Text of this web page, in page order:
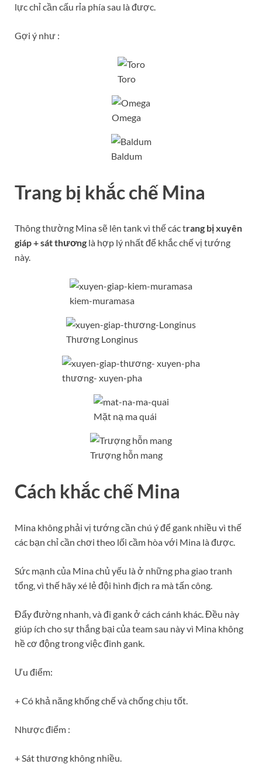
lực chỉ cần cấu rỉa phía sau là được.
Gợi ý như :
Toro
Omega
Baldum
Trang bị khắc chế Mina
Thông thường Mina sẽ lên tank vì thế các trang bị xuyên
giáp + sát thương là hợp lý nhất để khắc chế vị tướng
này.
kiem-muramasa
Thương Longinus
thương- xuyen-pha
Mặt nạ ma quái
Trượng hỗn mang
Cách khắc chế Mina
Mina không phải vị tướng cần chú ý để gank nhiều vì thế
các bạn chỉ cần chơi theo lối cầm hòa với Mina là được.
Sức mạnh của Mina chủ yếu là ở những pha giao tranh
tổng, vì thế hãy xé lẻ đội hình địch ra mà tấn công.
Đẩy đường nhanh, và đi gank ở cách cánh khác. Đều này
giúp ích cho sự thắng bại của team sau này vì Mina không
hề cơ động trong việc đinh gank.
Ưu điểm:
+ Có khả năng khống chế và chống chịu tốt.
Nhược điểm :
+ Sát thương không nhiều.